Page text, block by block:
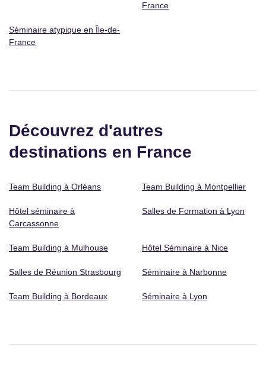
France
Séminaire atypique en Île-de-
France
Découvrez d'autres
destinations en France
Team Building à Orléans Team Building à Montpellier
Hôtel séminaire à
Carcassonne
Salles de Formation à Lyon
Team Building à Mulhouse Hôtel Séminaire à Nice
Salles de Réunion Strasbourg Séminaire à Narbonne
Team Building à Bordeaux Séminaire à Lyon